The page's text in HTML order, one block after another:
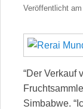
Veröffentlicht am
“Der Verkauf
Simbabwe.